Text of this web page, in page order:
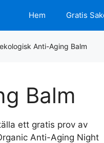
Hem Gratis
Anti-Aging Balm
Balm
ett gratis prov av
Anti-Aging Night